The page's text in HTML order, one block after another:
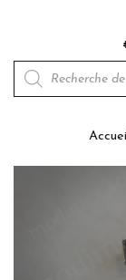
Recherche de